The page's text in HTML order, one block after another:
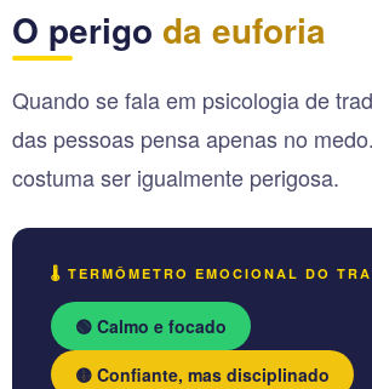
O perigo da euforia
Quando se fala em psicologia de
das pessoas pensa apenas no
costuma ser igualmente perigosa.
🌡️ TERMÔMETRO EMOCIONAL DO
🟢 Calmo e focado
🟡 Confiante, mas disciplinado